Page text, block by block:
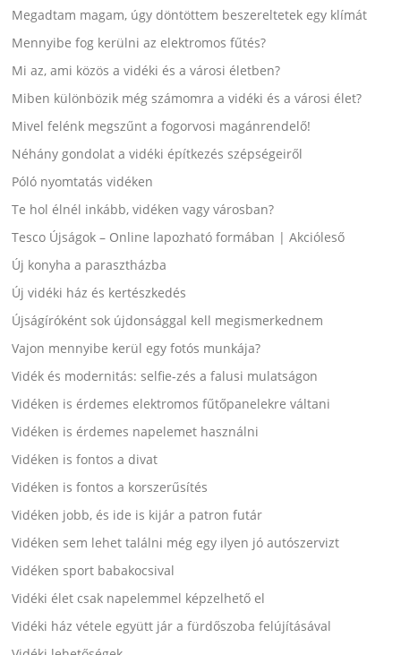
Megadtam magam, úgy döntöttem beszereltetek egy klímát
Mennyibe fog kerülni az elektromos fűtés?
Mi az, ami közös a vidéki és a városi életben?
Miben különbözik még számomra a vidéki és a városi élet?
Mivel felénk megszűnt a fogorvosi magánrendelő!
Néhány gondolat a vidéki építkezés szépségeiről
Póló nyomtatás vidéken
Te hol élnél inkább, vidéken vagy városban?
Tesco Újságok – Online lapozható formában | Akcióleső
Új konyha a parasztházba
Új vidéki ház és kertészkedés
Újságíróként sok újdonsággal kell megismerkednem
Vajon mennyibe kerül egy fotós munkája?
Vidék és modernitás: selfie-zés a falusi mulatságon
Vidéken is érdemes elektromos fűtőpanelekre váltani
Vidéken is érdemes napelemet használni
Vidéken is fontos a divat
Vidéken is fontos a korszerűsítés
Vidéken jobb, és ide is kijár a patron futár
Vidéken sem lehet találni még egy ilyen jó autószervizt
Vidéken sport babakocsival
Vidéki élet csak napelemmel képzelhető el
Vidéki ház vétele együtt jár a fürdőszoba felújításával